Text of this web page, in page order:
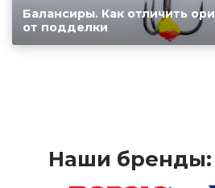
Балансиры. Как отличить
от подделки
Наши бренды: